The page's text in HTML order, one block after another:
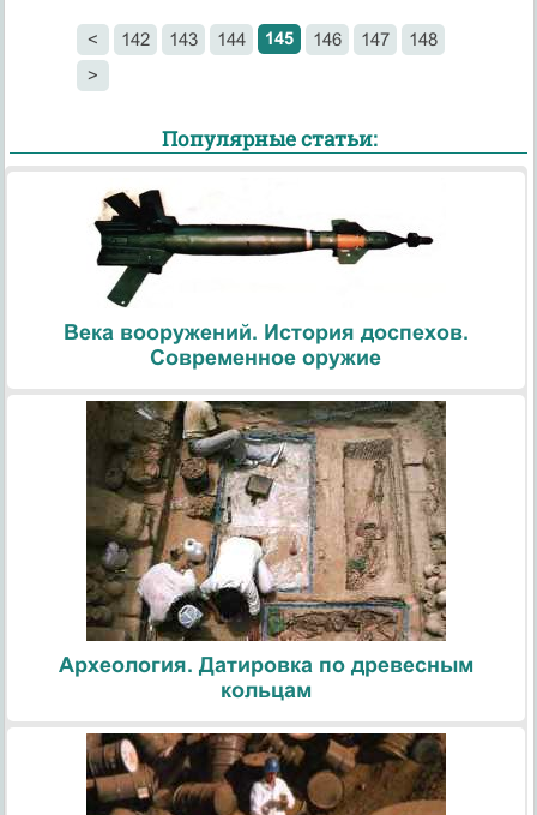
< 142 143 144 145 146 147
148
>
Популярные статьи:
Века вооружений. История доспехов.
Современное оружие
Археология. Датировка по древесным
кольцам